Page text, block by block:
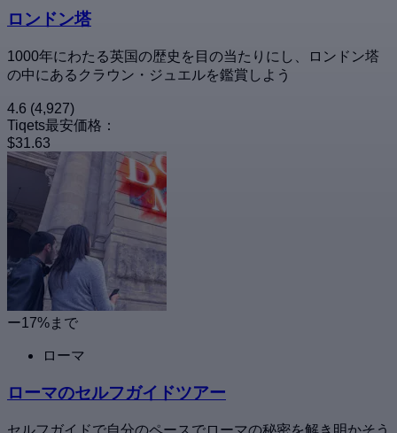
ロンドン塔
1000年にわたる英国の歴史を目の当たりにし、ロンドン塔
の中にあるクラウン・ジュエルを鑑賞しよう
4.6 (4,927)
Tiqets最安価格：
$31.63
ー17%まで
ローマ
ローマのセルフガイドツアー
セルフガイドで自分のペースでローマの秘密を解き明かそう